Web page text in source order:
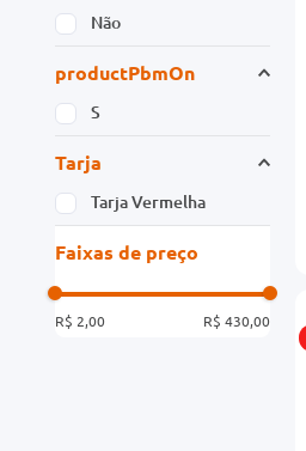
Não
productPbmOn
S
Tarja
Tarja Vermelha
Faixas de preço
R$ 2,00 R$ 430,00